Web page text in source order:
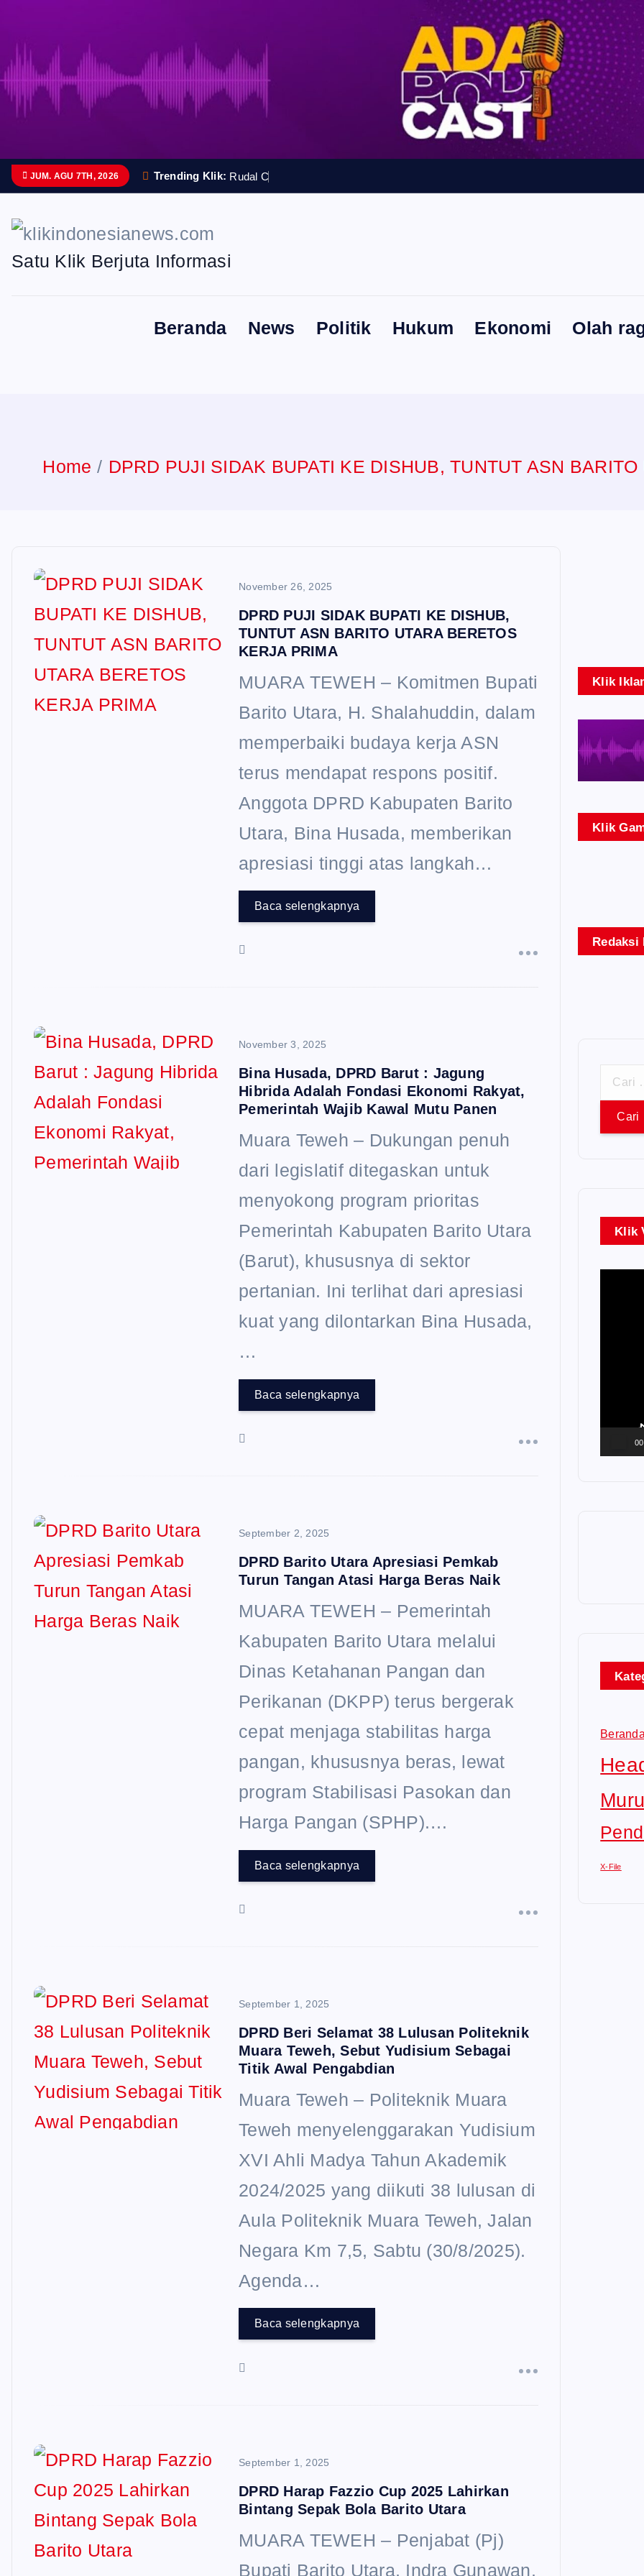
i
o
c
JUM. AGU 7TH, 2026 Trending Klik: Rudal C
Satu Klik Berjuta Informasi
Beranda News Politik Hukum Ekonomi Olah
Home DPRD PUJI SIDAK BUPATI KE DISHUB, TUNTUT ASN
November 26, 2025
DPRD PUJI SIDAK BUPATI KE DISHUB,
TUNTUT ASN BARITO UTARA BERETOS
KERJA PRIMA
MUARA TEWEH – Komitmen Bupati
Barito Utara, H. Shalahuddin, dalam
memperbaiki budaya kerja ASN
terus mendapat respons positif.
Anggota DPRD Kabupaten Barito
Utara, Bina Husada, memberikan
apresiasi tinggi atas langkah…
Baca selengkapnya
November 3, 2025
Bina Husada, DPRD Barut : Jagung
Hibrida Adalah Fondasi Ekonomi Rakyat,
Pemerintah Wajib Kawal Mutu Panen
Muara Teweh – Dukungan penuh
dari legislatif ditegaskan untuk
menyokong program prioritas
Pemerintah Kabupaten Barito Utara
(Barut), khususnya di sektor
pertanian. Ini terlihat dari apresiasi
kuat yang dilontarkan Bina Husada,
…
Baca selengkapnya
September 2, 2025
DPRD Barito Utara Apresiasi Pemkab
Turun Tangan Atasi Harga Beras Naik
MUARA TEWEH – Pemerintah
Kabupaten Barito Utara melalui
Dinas Ketahanan Pangan dan
Perikanan (DKPP) terus bergerak
cepat menjaga stabilitas harga
pangan, khususnya beras, lewat
program Stabilisasi Pasokan dan
Harga Pangan (SPHP).…
Baca selengkapnya
September 1, 2025
DPRD Beri Selamat 38 Lulusan Politeknik
Muara Teweh, Sebut Yudisium Sebagai
Titik Awal Pengabdian
Muara Teweh – Politeknik Muara
Teweh menyelenggarakan Yudisium
XVI Ahli Madya Tahun Akademik
2024/2025 yang diikuti 38 lulusan di
Aula Politeknik Muara Teweh, Jalan
Negara Km 7,5, Sabtu (30/8/2025).
Agenda…
Baca selengkapnya
September 1, 2025
DPRD Harap Fazzio Cup 2025 Lahirkan
Bintang Sepak Bola Barito Utara
MUARA TEWEH – Penjabat (Pj)
Bupati Barito Utara, Indra Gunawan,
Klik
Klik
Redaksi
r
Klik
Beranda
X-File